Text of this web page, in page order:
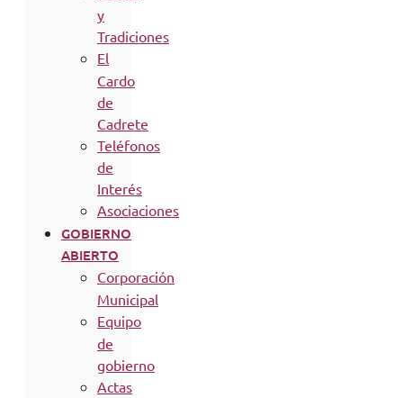
y
Tradiciones
El
Cardo
de
Cadrete
Teléfonos
de
Interés
Asociaciones
GOBIERNO
ABIERTO
Corporación
Municipal
Equipo
de
gobierno
Actas